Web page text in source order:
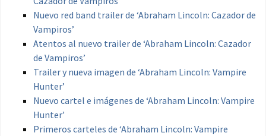
Nuevo red band trailer de ‘Abraham Lincoln: Cazador de
Vampiros’
Atentos al nuevo trailer de ‘Abraham Lincoln: Cazador
de Vampiros’
Trailer y nueva imagen de ‘Abraham Lincoln: Vampire
Hunter’
Nuevo cartel e imágenes de ‘Abraham Lincoln: Vampire
Hunter’
Primeros carteles de ‘Abraham Lincoln: Vampire